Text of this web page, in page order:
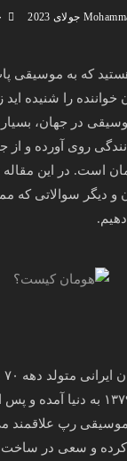
۰ نظر
که به موسیقی
خواننده را شنیده اید
در جهان،
روی آورده و از
است. در این مقاله
و دیگر سوالاتی که
می باشد که در سال ۱۳۷۹ به
رپ علاقمند
کرده و سعی در